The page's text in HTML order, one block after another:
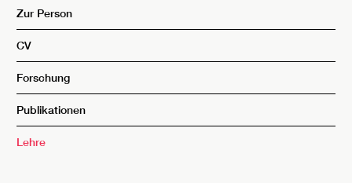
Zur Person
CV
Forschung
Publikationen
Lehre